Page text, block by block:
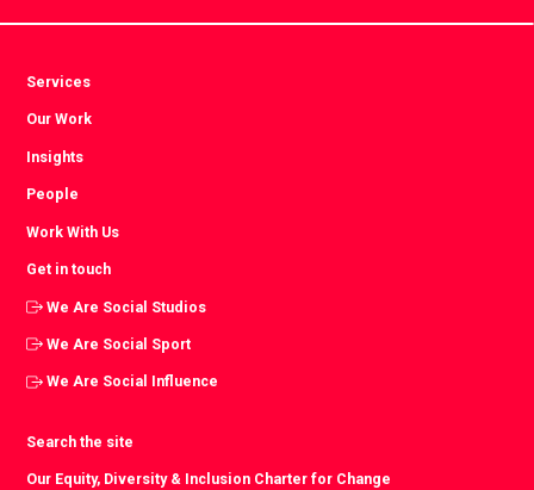
Services
Our Work
Insights
People
Work With Us
Get in touch
We Are Social Studios
We Are Social Sport
We Are Social Influence
Search the site
Our Equity, Diversity & Inclusion Charter for Change